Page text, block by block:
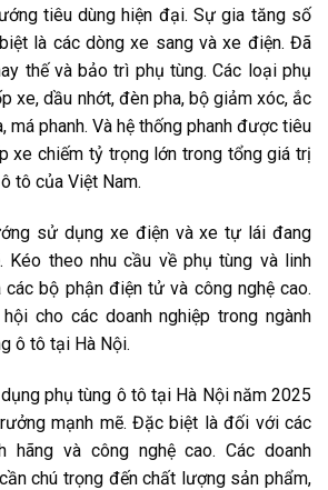
tiêu dùng hiện đại. Sự gia tăng số
là các dòng xe sang và xe điện. Đã
thế và bảo trì phụ tùng. Các loại phụ
xe, dầu nhớt, đèn pha, bộ giảm xóc, ắc
má phanh. Và hệ thống phanh được tiêu
xe chiếm tỷ trọng lớn trong tổng giá trị
tô của Việt Nam.
sử dụng xe điện và xe tự lái đang
Kéo theo nhu cầu về phụ tùng và linh
bộ phận điện tử và công nghệ cao.
cho các doanh nghiệp trong ngành
ô tô tại Hà Nội.
phụ tùng ô tô tại Hà Nội năm 2025
mạnh mẽ. Đặc biệt là đối với các
hãng và công nghệ cao. Các doanh
chú trọng đến chất lượng sản phẩm,